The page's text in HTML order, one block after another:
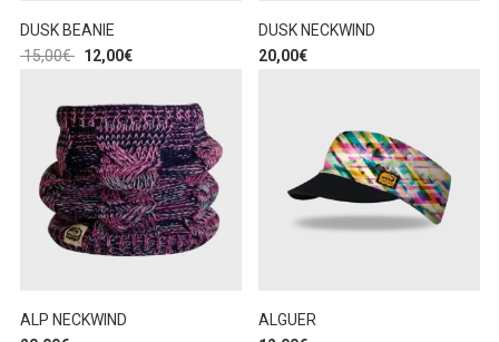
DUSK BEANIE
15,00€ 12,00€
DUSK NECKWIND
20,00€
ALP NECKWIND
ALGUER